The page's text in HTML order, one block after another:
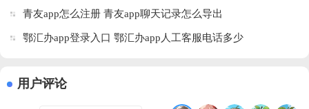
青友app怎么注册 青友app聊天记录怎么导出
鄂汇办app登录入口 鄂汇办app人工客服电话多少
用户评论